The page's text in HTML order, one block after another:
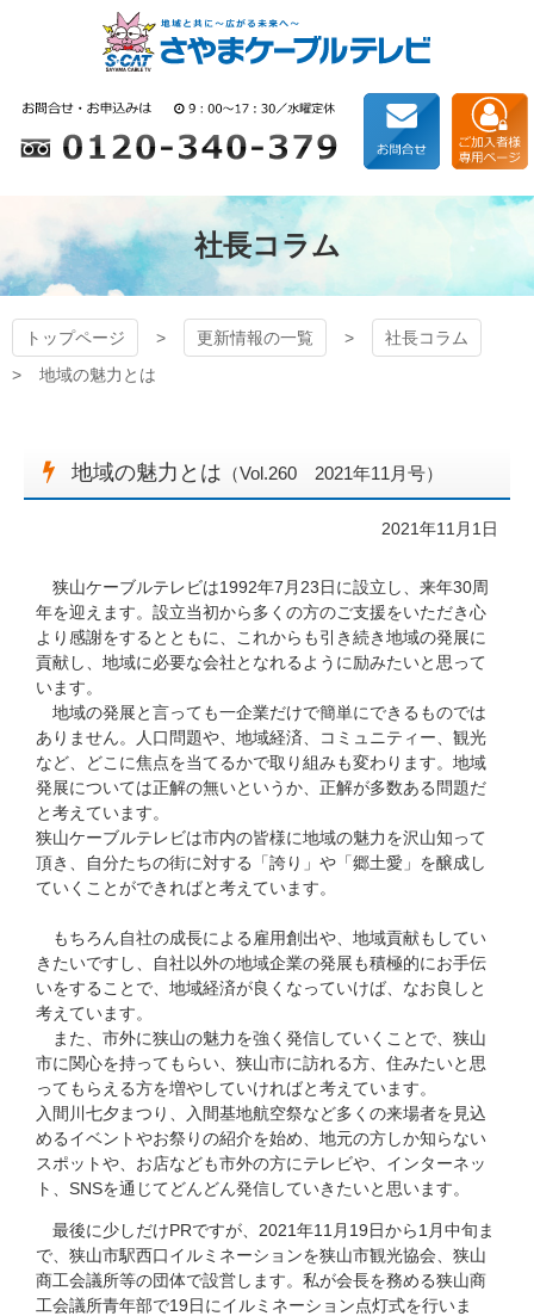
プ
狭山ケーブルテレビ
社長コラム
トップページ 更新情報の一覧
社長コラム
地域の魅力とは
地域の魅力とは （Vol.260 2021年11月号）
2021年11月1日
狭山ケーブルテレビは1992年7月23日に設立し、来年30周
年を迎えます。設立当初から多くの方のご支援をいただき心
より感謝をするとともに、これからも引き続き地域の発展に
貢献し、地域に必要な会社となれるように励みたいと思って
います。
地域の発展と言っても一企業だけで簡単にできるものでは
ありません。人口問題や、地域経済、コミュニティー、観光
など、どこに焦点を当てるかで取り組みも変わります。地域
発展については正解の無いというか、正解が多数ある問題だ
と考えています。
狭山ケーブルテレビは市内の皆様に地域の魅力を沢山知って
頂き、自分たちの街に対する「誇り」や「郷土愛」を醸成し
ていくことができればと考えています。
もちろん自社の成長による雇用創出や、地域貢献もしてい
きたいですし、自社以外の地域企業の発展も積極的にお手伝
いをすることで、地域経済が良くなっていけば、なお良しと
考えています。
また、市外に狭山の魅力を強く発信していくことで、狭山
市に関心を持ってもらい、狭山市に訪れる方、住みたいと思
ってもらえる方を増やしていければと考えています。
入間川七夕まつり、入間基地航空祭など多くの来場者を見込
めるイベントやお祭りの紹介を始め、地元の方しか知らない
スポットや、お店なども市外の方にテレビや、インターネッ
ト、SNSを通じてどんどん発信していきたいと思います。
最後に少しだけPRですが、2021年11月19日から1月中旬ま
で、狭山市駅西口イルミネーションを狭山市観光協会、狭山
商工会議所等の団体で設営します。私が会長を務める狭山商
工会議所青年部で19日にイルミネーション点灯式を行いま